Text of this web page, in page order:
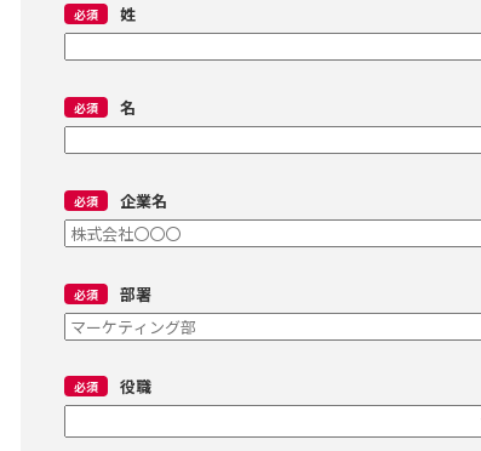
姓
名
企業名
部署
役職